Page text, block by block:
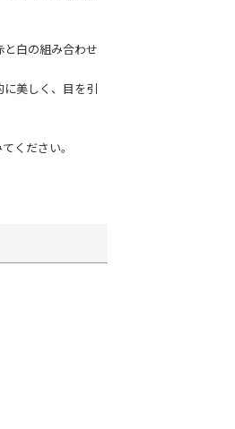
白の組み合わせ
美しく、目を引
ください。